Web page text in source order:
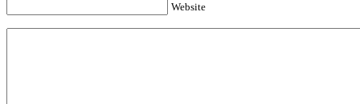
Website